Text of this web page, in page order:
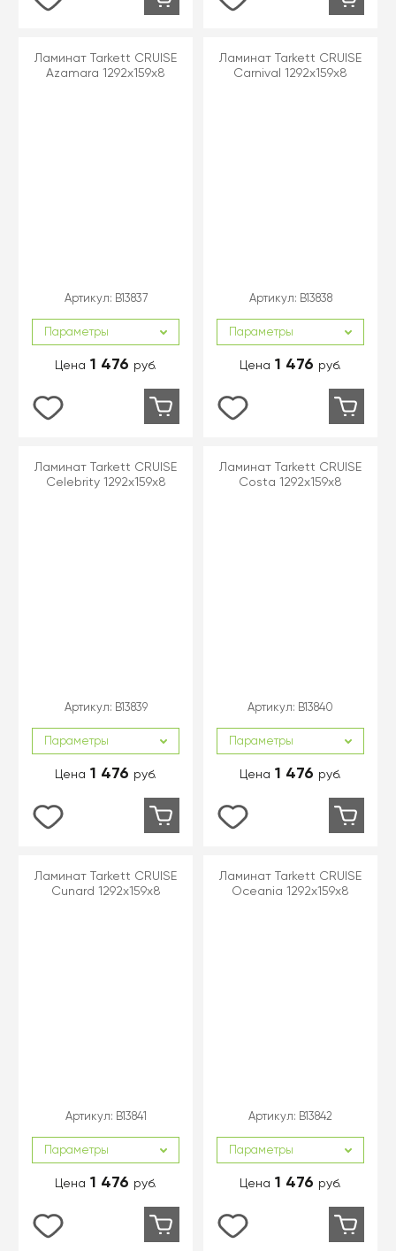
Ламинат Tarkett CRUISE
Azamara 1292х159х8
Артикул: B13837
Параметры
Цена 1 476 руб.
Ламинат Tarkett CRUISE
Carnival 1292х159х8
Артикул: B13838
Параметры
Цена 1 476 руб.
Ламинат Tarkett CRUISE
Celebrity 1292х159х8
Артикул: B13839
Параметры
Цена 1 476 руб.
Ламинат Tarkett CRUISE
Costa 1292х159х8
Артикул: B13840
Параметры
Цена 1 476 руб.
Ламинат Tarkett CRUISE
Cunard 1292х159х8
Артикул: B13841
Параметры
Цена 1 476 руб.
Ламинат Tarkett CRUISE
Oceania 1292х159х8
Артикул: B13842
Параметры
Цена 1 476 руб.